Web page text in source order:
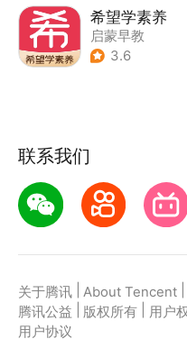
希望学素养
启蒙早教
3.6
联系我们
关于腾讯 About Tencent
腾讯公益
版权所有 用户
用户协议